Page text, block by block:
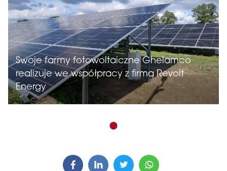
Swoje farmy fotowoltaiczne Ghelamco
realizuje we współpracy z firmą Revolt
Energy